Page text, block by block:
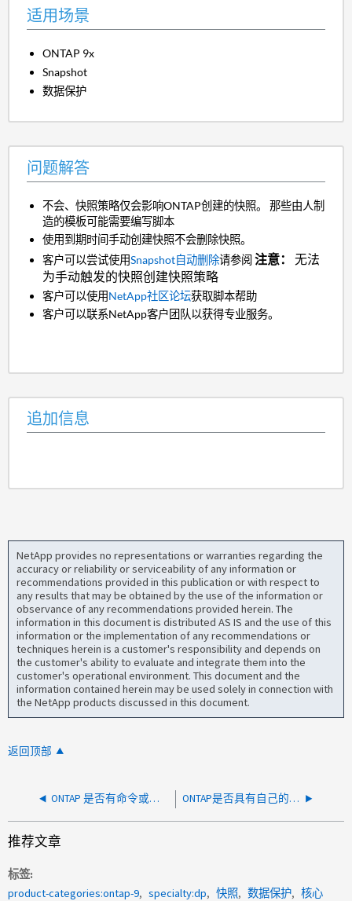
适用场景
ONTAP 9x
Snapshot
数据保护
问题解答
不会、快照策略仅会影响ONTAP创建的快照。 那些由人制
造的模板可能需要编写脚本
使用到期时间手动创建快照不会删除快照。
客户可以尝试使用Snapshot自动删除请参阅 注意：
无法
为手动触发的快照创建快照策略
客户可以使用NetApp社区论坛获取脚本帮助
客户可以联系NetApp客户团队以获得专业服务。
追加信息
NetApp provides no representations or warranties regarding the
accuracy or reliability or serviceability of any information or
recommendations provided in this publication or with respect to
any results that may be obtained by the use of the information or
observance of any recommendations provided herein. The
information in this document is distributed AS IS and the use of this
information or the implementation of any recommendations or
techniques herein is a customer's responsibility and depends on
the customer's ability to evaluate and integrate them into the
customer's operational environment. This document and the
information contained herein may be used solely in connection with
the NetApp products discussed in this document.
返回顶部
ONTAP 是否有命令或工具来比较不同 ONTAP 版本的配置设置 ONTAP是否具有自己的加密密钥管理器？
推荐文章
标签
product-categories:ontap-9
specialty:dp 快照 数据保护 核心